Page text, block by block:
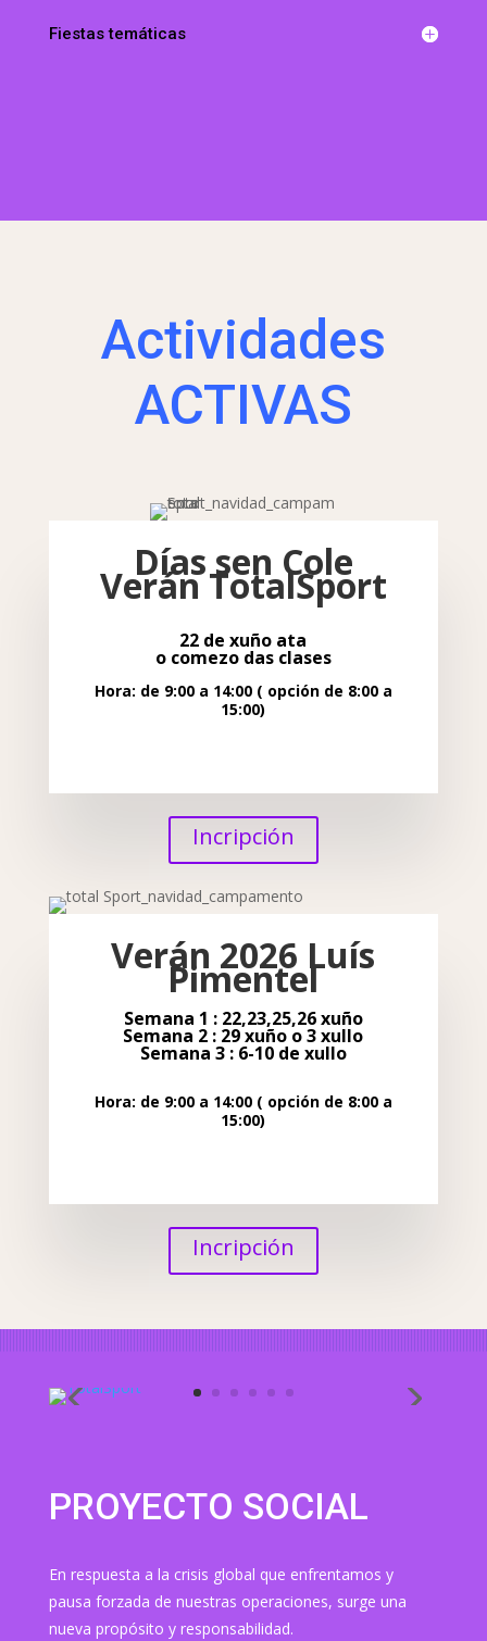
Fiestas temáticas
Actividades
ACTIVAS
Días sen Cole
Verán TotalSport
22 de xuño ata
o comezo das clases
Hora: de 9:00 a 14:00 ( opción de 8:00 a
15:00)
Incripción
Verán 2026 Luís
Pimentel
Semana 1 : 22,23,25,26 xuño
Semana 2 : 29 xuño o 3 xullo
Semana 3 : 6-10 de xullo
Hora: de 9:00 a 14:00 ( opción de 8:00 a
15:00)
Incripción
PROYECTO SOCIAL
En respuesta a la crisis global que enfrentamos y
pausa forzada de nuestras operaciones, surge una
nueva propósito y responsabilidad.